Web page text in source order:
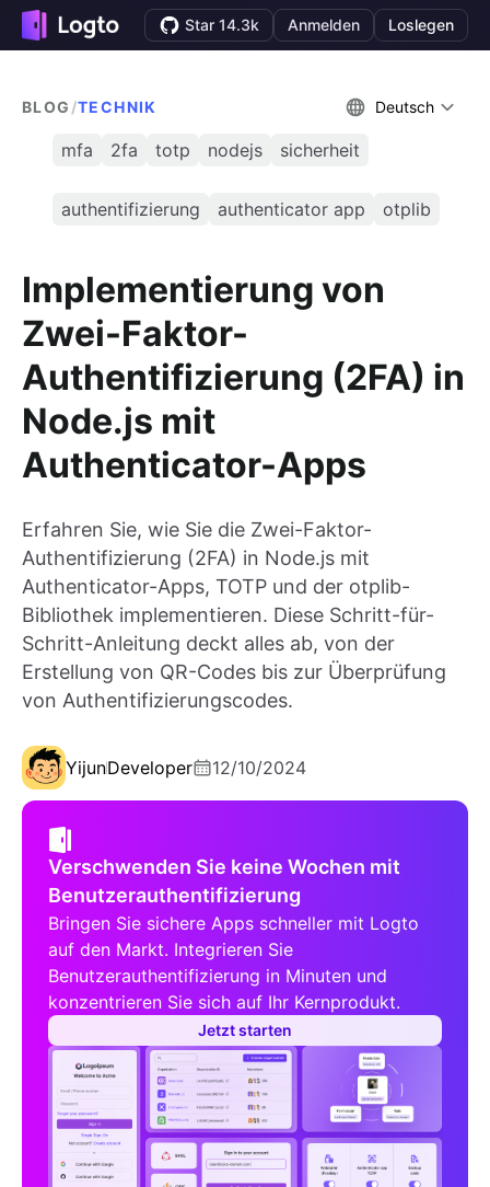
Star 14.3k Anmelden Loslegen
BLOG /TECHNIK Deutsch
mfa 2fa totp nodejs sicherheit
authentifizierung authenticator app otplib
Implementierung von
Zwei-Faktor-
Authentifizierung (2FA) in
Node.js mit
Authenticator-Apps
Erfahren Sie, wie Sie die Zwei-Faktor-
Authentifizierung (2FA) in Node.js mit
Authenticator-Apps, TOTP und der otplib-
Bibliothek implementieren. Diese Schritt-für-
Schritt-Anleitung deckt alles ab, von der
Erstellung von QR-Codes bis zur Überprüfung
von Authentifizierungscodes.
YijunDeveloper 12/10/2024
Verschwenden Sie keine Wochen mit
Benutzerauthentifizierung
Bringen Sie sichere Apps schneller mit Logto
auf den Markt. Integrieren Sie
Benutzerauthentifizierung in Minuten und
konzentrieren Sie sich auf Ihr Kernprodukt.
Jetzt starten